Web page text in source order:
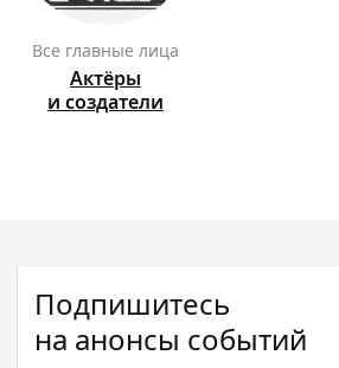
Все главные лица
Актёры
и создатели
Подпишитесь
на анонсы событий